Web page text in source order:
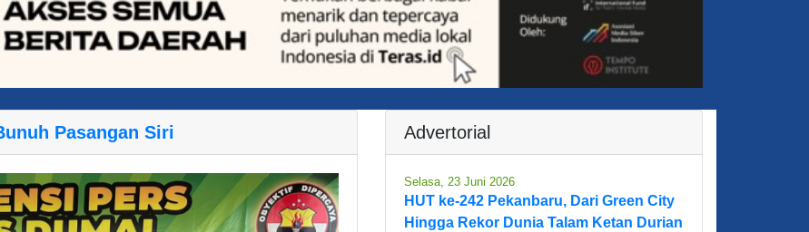
Pasangan Siri Advertorial
Selasa, 23 Juni 2026
HUT ke-242 Pekanbaru, Dari Green City
Hingga Rekor Dunia Talam Ketan Durian